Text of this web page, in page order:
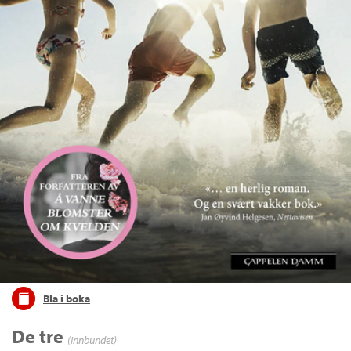
Bla i boka
De tre (Innbundet)